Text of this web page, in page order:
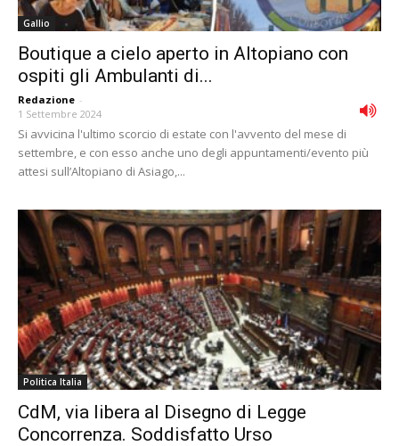
Gallio
Boutique a cielo aperto in Altopiano con
ospiti gli Ambulanti di...
Redazione -
1 Settembre 2024
Si avvicina l'ultimo scorcio di estate con l'avvento del mese di
settembre, e con esso anche uno degli appuntamenti/evento più
attesi sull’Altopiano di Asiago,...
Politica Italia
CdM, via libera al Disegno di Legge
Concorrenza. Soddisfatto Urso